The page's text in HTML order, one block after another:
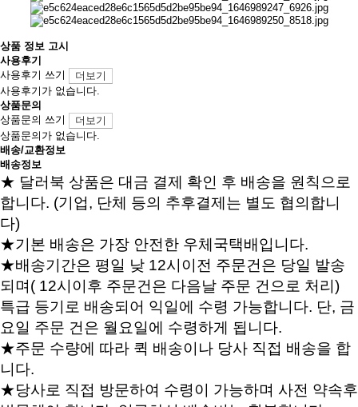
상품 정보 고시
사용후기
사용후기 쓰기
더보기
사용후기가 없습니다.
상품문의
상품문의 쓰기
더보기
상품문의가 없습니다.
배송/교환정보
배송정보
★ 달러북 상품은 대금 결제 확인 후 배송을 원칙으로
합니다. (기업, 단체 등의 추후결제는 별도 협의합니
다)
★기본 배송은 가장 안전한 우체국택배입니다.
★배송기간은 평일 낮 12시이전 주문건은 당일 발송
되며( 12시이후 주문건은 다음날 주문 건으로 처리)
특급 등기로 배송되어 익일에 수령 가능합니다. 단, 금
요일 주문 건은 월요일에 수령하게 됩니다.
★주문 수량에 따라 퀵 배송이나 당사 직접 배송을 합
니다.
★당사로 직접 방문하여 수령이 가능하며 사전 약속후